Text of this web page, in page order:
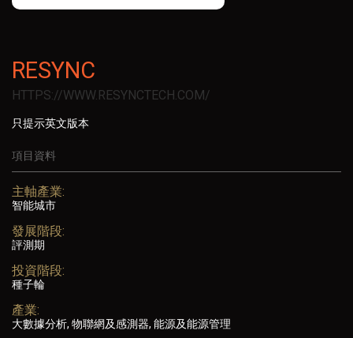
RESYNC
HTTPS://WWW.RESYNCTECH.COM/
只提示英文版本
項目資料
主軸產業:
智能城市
發展階段:
評測期
投資階段:
種子輪
產業:
大數據分析, 物聯網及感測器, 能源及能源管理